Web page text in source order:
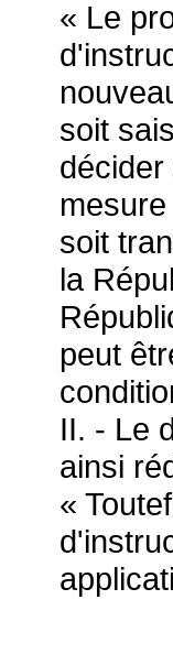
« Le
soit
soit
la
peut
II. - Le
ainsi
«